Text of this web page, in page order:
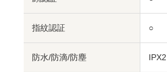
指紋認証 ○
防水/防滴/防塵